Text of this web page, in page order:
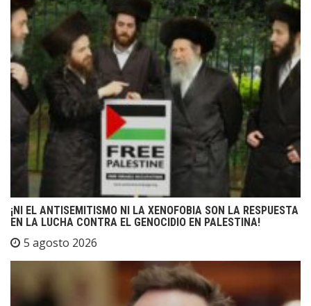
¡NI EL ANTISEMITISMO NI LA XENOFOBIA SON LA RESPUESTA
EN LA LUCHA CONTRA EL GENOCIDIO EN PALESTINA!
5 agosto 2026